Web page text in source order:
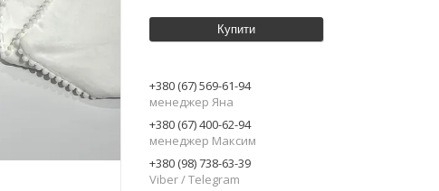
Купити
+380 (67) 569-61-94
менеджер Яна
+380 (67) 400-62-94
менеджер Максим
+380 (98) 738-63-39
Viber / Telegram